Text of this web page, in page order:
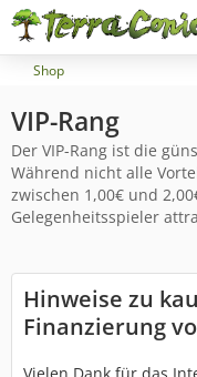
Shop
VIP-Rang
Der VIP-Rang ist die
Während nicht alle
zwischen 1,00€ und
Gelegenheitsspieler
Hinweise zu
Finanzierung